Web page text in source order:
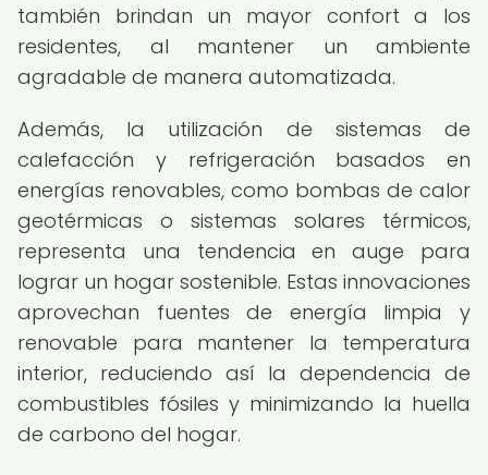
también brindan un mayor confort a los
residentes, al mantener un ambiente
agradable de manera automatizada.
Además, la utilización de sistemas de
calefacción y refrigeración basados en
energías renovables, como bombas de calor
geotérmicas o sistemas solares térmicos,
representa una tendencia en auge para
lograr un hogar sostenible. Estas innovaciones
aprovechan fuentes de energía limpia y
renovable para mantener la temperatura
interior, reduciendo así la dependencia de
combustibles fósiles y minimizando la huella
de carbono del hogar.